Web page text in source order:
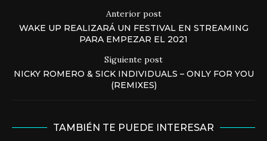
Anterior post
WAKE UP REALIZARÁ UN FESTIVAL EN STREAMING
PARA EMPEZAR EL 2021
Siguiente post
NICKY ROMERO & SICK INDIVIDUALS – ONLY FOR YOU
(REMIXES)
TAMBIÉN TE PUEDE INTERESAR